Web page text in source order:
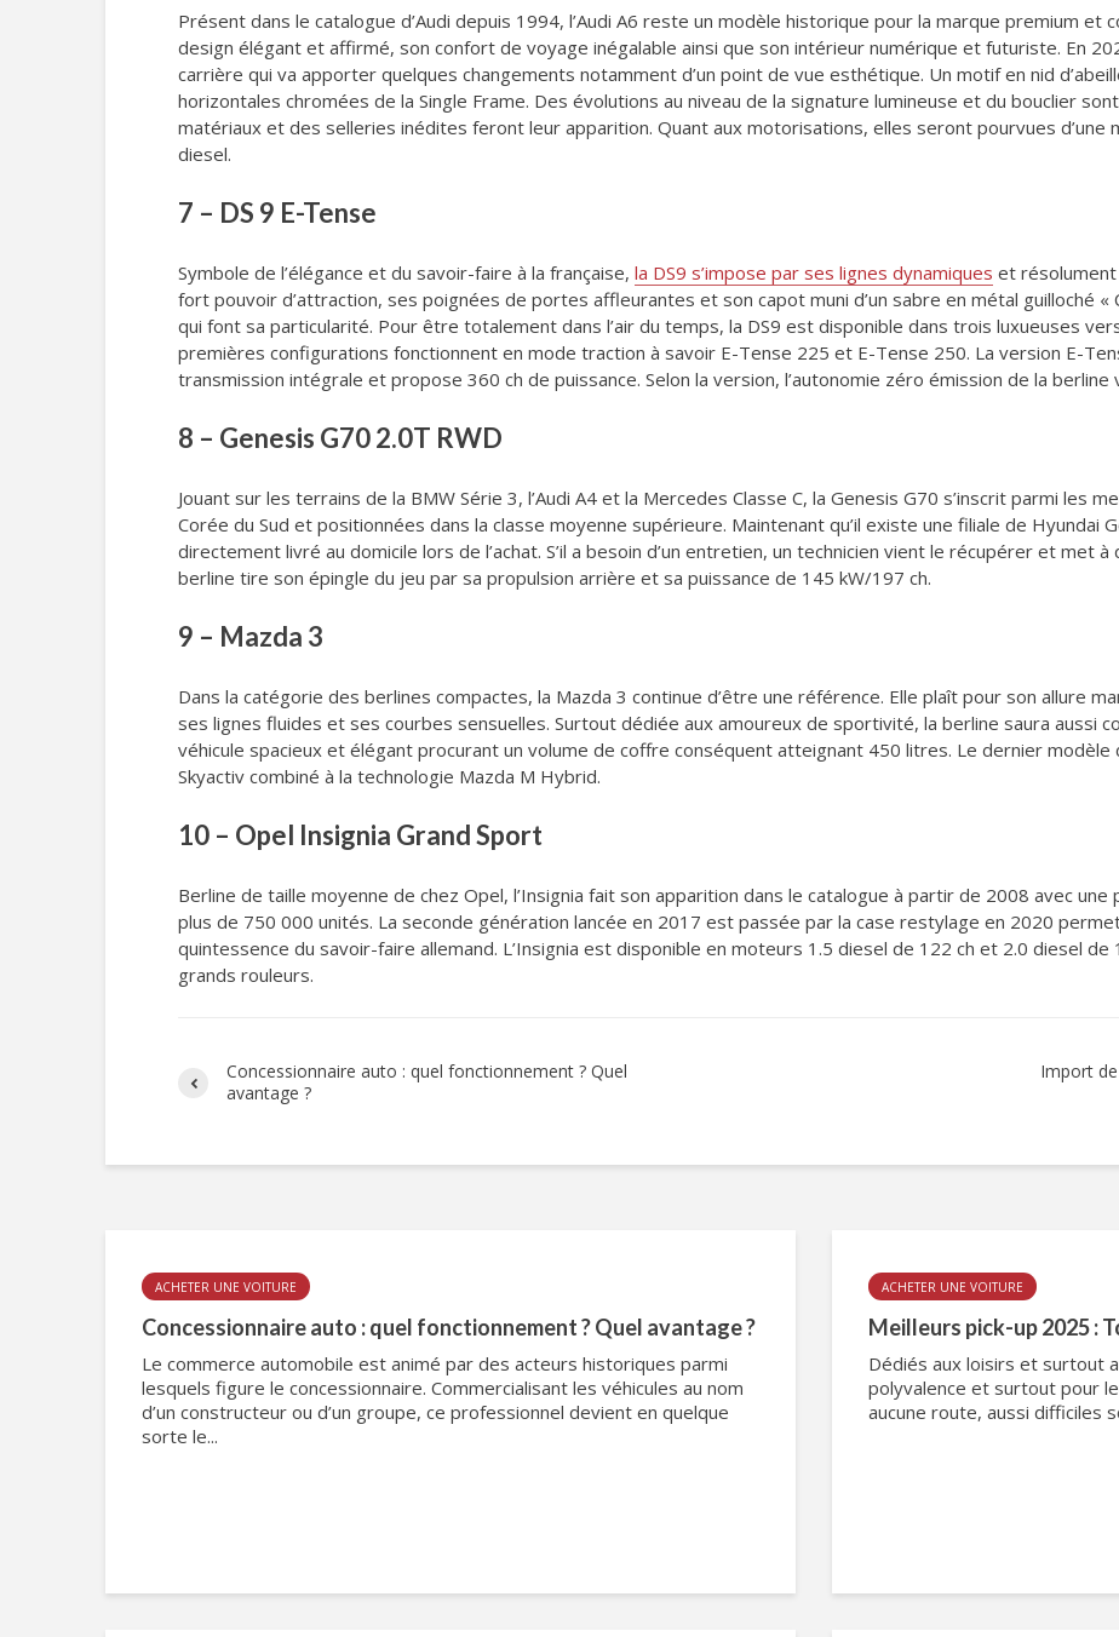
Présent dans le catalogue d’Audi depuis 1994, l’Audi A6 reste un modèle historique pour la marque premium et
design élégant et affirmé, son confort de voyage inégalable ainsi que son intérieur numérique et futuriste. En
carrière qui va apporter quelques changements notamment d’un point de vue esthétique. Un motif en nid
horizontales chromées de la Single Frame. Des évolutions au niveau de la signature lumineuse et du bouclier
matériaux et des selleries inédites feront leur apparition. Quant aux motorisations, elles seront pourvues d’une
diesel.
7 – DS 9 E-Tense
Symbole de l’élégance et du savoir-faire à la française, la DS9 s’impose par ses lignes dynamiques et résolument
fort pouvoir d’attraction, ses poignées de portes affleurantes et son capot muni d’un sabre en métal guilloché
qui font sa particularité. Pour être totalement dans l’air du temps, la DS9 est disponible dans trois luxueuses
premières configurations fonctionnent en mode traction à savoir E-Tense 225 et E-Tense 250. La version E-
transmission intégrale et propose 360 ch de puissance. Selon la version, l’autonomie zéro émission de la berline
8 – Genesis G70 2.0T RWD
Jouant sur les terrains de la BMW Série 3, l’Audi A4 et la Mercedes Classe C, la Genesis G70 s’inscrit parmi les
Corée du Sud et positionnées dans la classe moyenne supérieure. Maintenant qu’il existe une filiale de Hyundai
directement livré au domicile lors de l’achat. S’il a besoin d’un entretien, un technicien vient le récupérer et met
berline tire son épingle du jeu par sa propulsion arrière et sa puissance de 145 kW/197 ch.
9 – Mazda 3
Dans la catégorie des berlines compactes, la Mazda 3 continue d’être une référence. Elle plaît pour son allure
ses lignes fluides et ses courbes sensuelles. Surtout dédiée aux amoureux de sportivité, la berline saura aussi
véhicule spacieux et élégant procurant un volume de coffre conséquent atteignant 450 litres. Le dernier
Skyactiv combiné à la technologie Mazda M Hybrid.
10 – Opel Insignia Grand Sport
Berline de taille moyenne de chez Opel, l’Insignia fait son apparition dans le catalogue à partir de 2008 avec
plus de 750 000 unités. La seconde génération lancée en 2017 est passée par la case restylage en 2020
quintessence du savoir-faire allemand. L’Insignia est disponible en moteurs 1.5 diesel de 122 ch et 2.0 diesel de
grands rouleurs.
Concessionnaire auto : quel fonctionnement ? Quel
avantage ?
Import
ACHETER UNE VOITURE
Concessionnaire auto : quel fonctionnement ? Quel avantage ?
Le commerce automobile est animé par des acteurs historiques parmi
lesquels figure le concessionnaire. Commercialisant les véhicules au nom
d’un constructeur ou d’un groupe, ce professionnel devient en quelque
sorte le...
ACHETER UNE VOITURE
Meilleurs pick-up 2025 :
Dédiés aux loisirs et surtout
polyvalence et surtout pour
aucune route, aussi difficiles